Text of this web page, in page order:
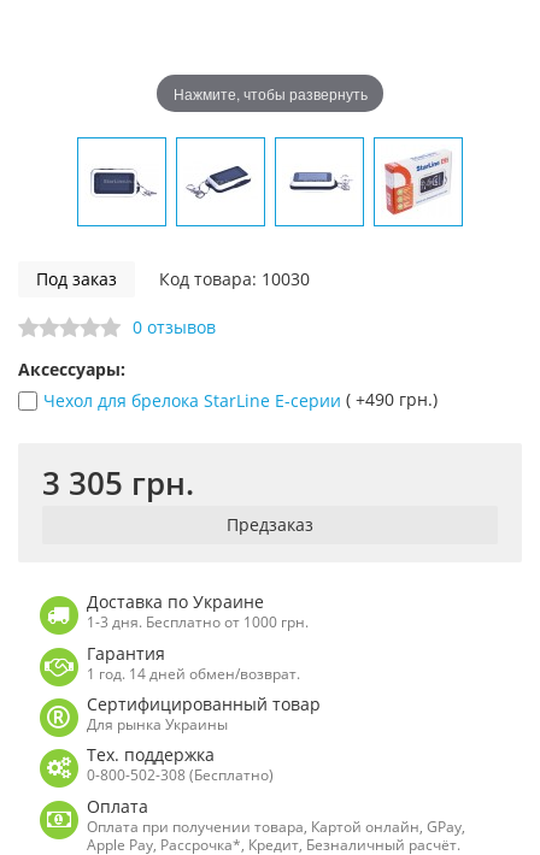
Нажмите, чтобы развернуть
Под заказ Код товара: 10030
0 отзывов
Аксессуары:
Чехол для брелока StarLine E-серии ( +490 грн.)
3 305 грн.
Предзаказ
Доставка по Украине
1-3 дня. Бесплатно от 1000 грн.
Гарантия
1 год. 14 дней обмен/возврат.
Сертифицированный товар
Для рынка Украины
Тех. поддержка
0-800-502-308 (Бесплатно)
Оплата
Оплата при получении товара, Картой онлайн, GPay,
Apple Pay, Рассрочка*, Кредит, Безналичный расчёт.